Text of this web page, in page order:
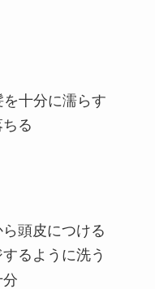
十分に濡らす
る
頭皮につける
るように洗う